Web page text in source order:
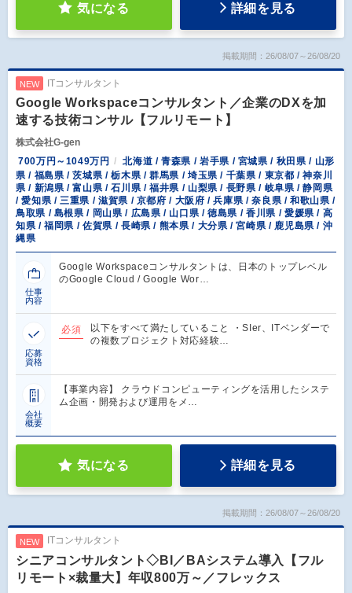
気になる 詳細を見る
掲載期間：26/08/07～26/08/20
NEW ITコンサルタント
Google Workspaceコンサルタント／企業のDXを加
速する技術コンサル【フルリモート】
株式会社G-gen
700万円～1049万円
北海道 / 青森県 / 岩手県 / 宮城県 / 秋田県 / 山形
県 / 福島県 / 茨城県 / 栃木県 / 群馬県 / 埼玉県 / 千葉県 / 東京都 / 神奈川
県 / 新潟県 / 富山県 / 石川県 / 福井県 / 山梨県 / 長野県 / 岐阜県 / 静岡県
/ 愛知県 / 三重県 / 滋賀県 / 京都府 / 大阪府 / 兵庫県 / 奈良県 / 和歌山県 /
鳥取県 / 島根県 / 岡山県 / 広島県 / 山口県 / 徳島県 / 香川県 / 愛媛県 / 高
知県 / 福岡県 / 佐賀県 / 長崎県 / 熊本県 / 大分県 / 宮崎県 / 鹿児島県 / 沖
縄県
仕事
内容
Google Workspaceコンサルタントは、日本のトップレベル
のGoogle Cloud / Google Wor…
応募
資格
必須
以下をすべて満たしていること ・SIer、ITベンダーで
の複数プロジェクト対応経験…
会社
概要
【事業内容】 クラウドコンピューティングを活用したシステ
ム企画・開発および運用をメ…
気になる 詳細を見る
掲載期間：26/08/07～26/08/20
NEW ITコンサルタント
シニアコンサルタント◇BI／BAシステム導入【フル
リモート×裁量大】年収800万～／フレックス